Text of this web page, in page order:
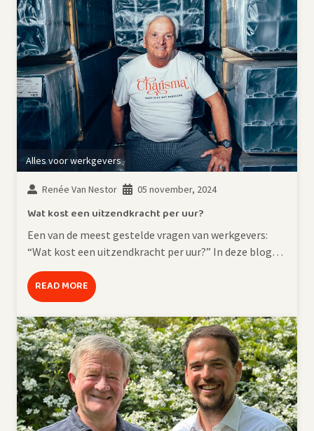
Alles voor werkgevers
Renée Van Nestor 05 november, 2024
Wat kost een uitzendkracht per uur?
Een van de meest gestelde vragen van werkgevers:
“Wat kost een uitzendkracht per uur?” In deze blog…
READ MORE